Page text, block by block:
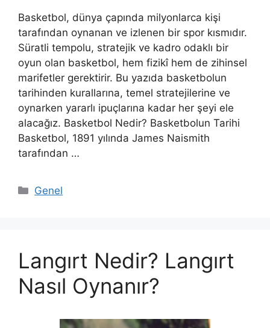
Basketbol, dünya çapında milyonlarca kişi
tarafından oynanan ve izlenen bir spor kısmıdır.
Süratli tempolu, stratejik ve kadro odaklı bir
oyun olan basketbol, hem fizikî hem de zihinsel
marifetler gerektirir. Bu yazıda basketbolun
tarihinden kurallarına, temel stratejilerine ve
oynarken yararlı ipuçlarına kadar her şeyi ele
alacağız. Basketbol Nedir? Basketbolun Tarihi
Basketbol, 1891 yılında James Naismith
tarafından …
Kategoriler
Genel
Langırt Nedir? Langırt
Nasıl Oynanır?